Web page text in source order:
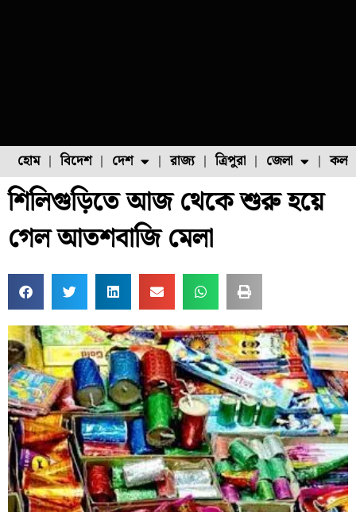
হোম বিদেশ দেশ
ফুল চাষ ফল চাষ মাছ চাষ পোল্ট্রি চাষ
রাজ্য ত্রিপুরা জেলা
উত্তর ২৪ পরগনা
শিলিগুড়িতে আজ থেকে শুরু হয়ে
গেল আতশবাজি মেলা